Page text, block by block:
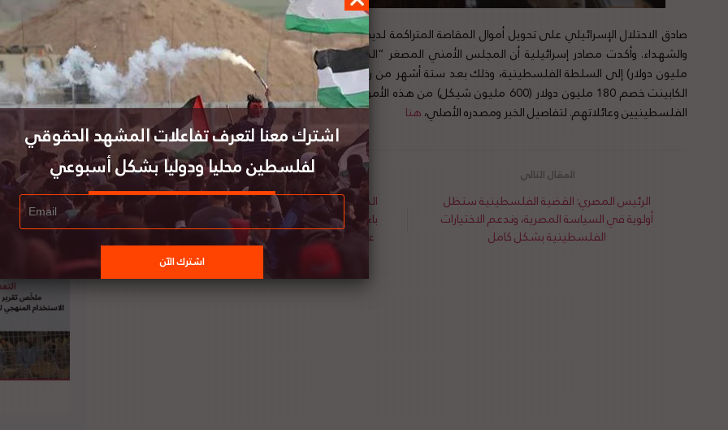
صادق الاحتلال الإسرائيلي على تحويل أموال المقاصة المتراكمة لديه إلى السلطة الفلسطينية بعد خصم رواتب الأسرى
والشهداء. وأكدت مصادر إسرائيلية أن المجلس الأمني المصغر “الكابينت”، “صادق على تمرير 2.5 مليار شيكل (750
مليون دولار) إلى السلطة الفلسطينية، وذلك بعد ستة أشهر من رفض الفلسطينيين استلام هذه الأموال”. وقد قرر
الكابينت خصم 180 مليون دولار (600 مليون شيكل) من هذه الأموال، بسبب المعاشات التي دفعتها السلطة للأسرى
الفلسطينيين وعائلاتهم. لتفاصيل الخبر ومصدره الأصلي،هنا
الدراسات الفلسطينية تنشر مراجعة لكتاب "ألف
باء الأراضي الفلسطينية المحتلة: معجم قانوني
عن سيطرة إسرائيل على الأراضي الفلسطينية
المحتلة"
الرئيس المصري: القضية الفلسطينية ستظل
أولوية في السياسة المصرية، وندعم الاختيارات
الفلسطينية بشكل كامل
اشترك معنا لتعرف تفاعلات المشهد الحقوقي
لفلسطين محليا ودوليا بشكل أسبوعي